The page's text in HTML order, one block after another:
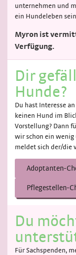
unternehmen und
ein Hundeleben
Myron ist
Verfügung.
Dir
Hunde?
Du hast Interesse
keinen Hund im
Vorstellung? Dann
wir schon ein wenig
meldet sich der/die
Adoptanten-
Pflegestellen-
Du
Für Sachspenden,